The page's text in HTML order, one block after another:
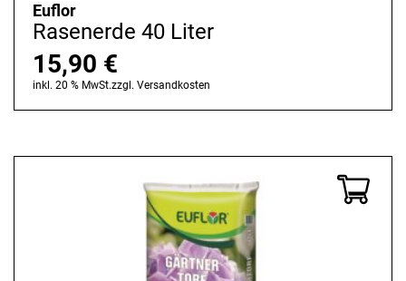
Euflor
Rasenerde 40 Liter
15,90 €
inkl. 20 % MwSt.zzgl. Versandkosten